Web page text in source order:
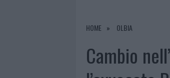
6 AGOSTO 2026
HOME OLBIA
Cambio